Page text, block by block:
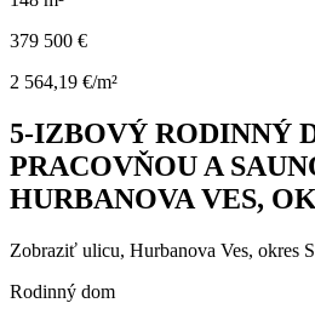
379 500 €
2 564,19 €/m²
5-IZBOVÝ RODINNÝ
PRACOVŇOU A
HURBANOVA VES,
Zobraziť ulicu, Hurbanova Ves, okres
Rodinný dom